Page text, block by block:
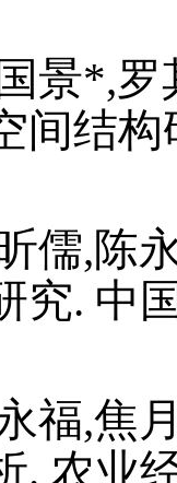
景*,罗
间结构
儒,陈
究. 中
福,焦
. 农业